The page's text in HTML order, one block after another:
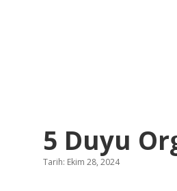
5 Duyu
Tarih: Ekim 28, 2024